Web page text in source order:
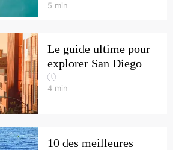
5 min
Le guide ultime pour
explorer San Diego
4 min
10 des meilleures